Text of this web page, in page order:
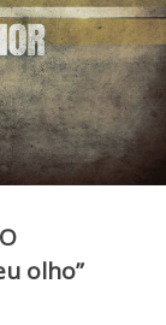
olho”